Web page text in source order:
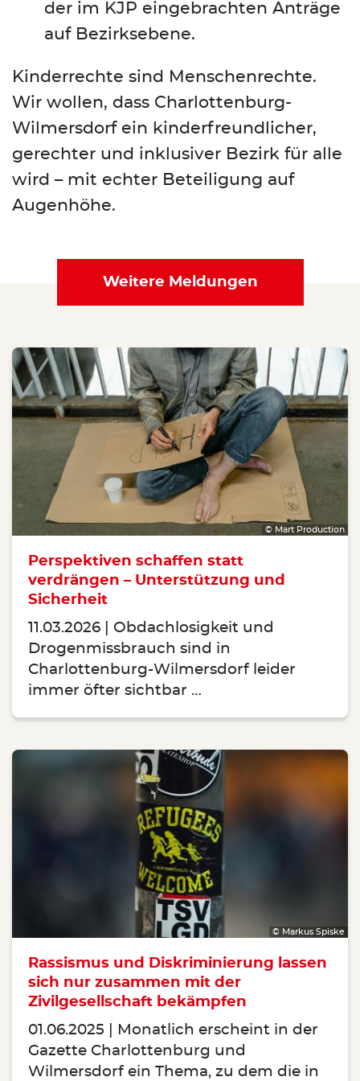
der im KJP eingebrachten Anträge
auf Bezirksebene.
Kinderrechte sind Menschenrechte.
Wir wollen, dass Charlottenburg-
Wilmersdorf ein kinderfreundlicher,
gerechter und inklusiver Bezirk für alle
wird – mit echter Beteiligung auf
Augenhöhe.
Weitere Meldungen
© Mart Production
Perspektiven schaffen statt
verdrängen – Unterstützung und
Sicherheit
11.03.2026
Obdachlosigkeit und
Drogenmissbrauch sind in
Charlottenburg-Wilmersdorf leider
immer öfter sichtbar …
© Markus Spiske
Rassismus und Diskriminierung lassen
sich nur zusammen mit der
Zivilgesellschaft bekämpfen
01.06.2025
Monatlich erscheint in der
Gazette Charlottenburg und
Wilmersdorf ein Thema, zu dem die in